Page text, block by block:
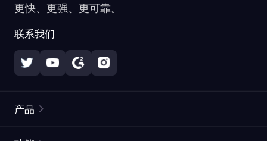
更快、更强、更可靠。
联系我们
产品